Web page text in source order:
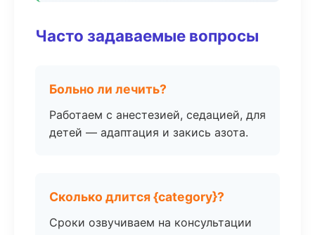
Часто задаваемые вопросы
Больно ли лечить?
Работаем с анестезией, седацией, для
детей — адаптация и закись азота.
Сколько длится {category}?
Сроки озвучиваем на консультации